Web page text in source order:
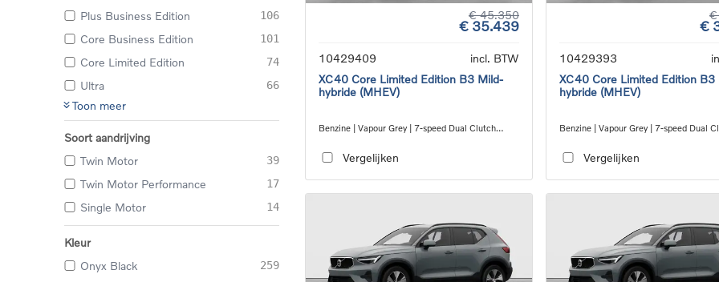
Plus Business Edition 106
Core Business Edition 101
Core Limited Edition 74
Ultra 66
Toon meer
Soort aandrijving
Twin Motor
39
Twin Motor Performance 17
Single Motor 14
Kleur
Onyx Black
259
€ 45.350
€ 35.439
10429409
incl. BTW
XC40 Core Limited Edition B3 Mild-
hybride (MHEV)
Benzine | Vapour Grey | 7-speed Dual Clutch
Vergelijken
€
€
10429393
XC40 Core Limited Edition B3
hybride (MHEV)
Benzine | Vapour Grey | 7-speed Dual
Vergelijken